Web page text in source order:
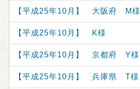
【平成25年10月】 大阪府 M様
【平成25年10月】 K様
【平成25年10月】 京都府 Y様
【平成25年10月】 兵庫県 T様